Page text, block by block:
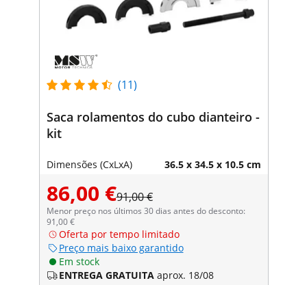
(11)
Saca rolamentos do cubo dianteiro -
kit
Dimensões (CxLxA) 36.5 x 34.5 x 10.5 cm
86,00 €91,00 €
Menor preço nos últimos 30 dias antes do desconto:
91,00 €
Oferta por tempo limitado
Preço mais baixo garantido
Em stock
ENTREGA GRATUITA aprox. 18/08